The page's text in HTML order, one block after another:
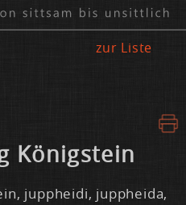
zur Liste
Kö­nig­stein
jupp­hei­di, jupp­hei­da,